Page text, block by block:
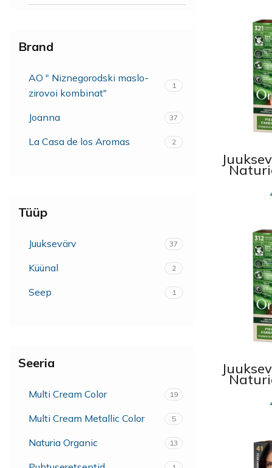
Brand
AO " Niznegorodski maslo-
zirovoi kombinat"
1
Joanna 37
La Casa de los Aromas 2
Tüüp
Juuksevärv 37
Küünal 2
Seep 1
Seeria
Multi Cream Color 19
Multi Cream Metallic Color 5
Naturia Organic 13
321